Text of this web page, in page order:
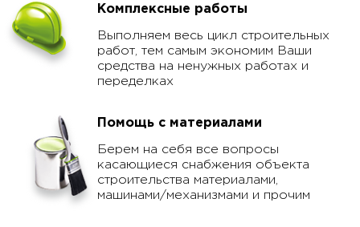
Комплексные работы
Выполняем весь цикл строительных
работ, тем самым экономим Ваши
средства на ненужных работах и
переделках
Помощь с материалами
Берем на себя все вопросы
касающиеся снабжения объекта
строительства материалами,
машинами/механизмами и прочим